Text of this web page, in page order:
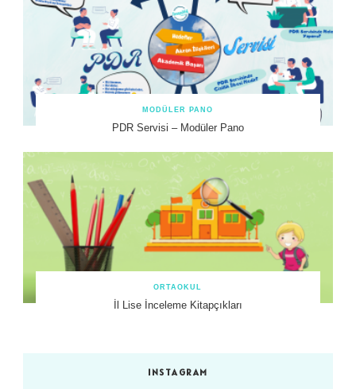
MODÜLER PANO
PDR Servisi – Modüler Pano
ORTAOKUL
İl Lise İnceleme Kitapçıkları
INSTAGRAM